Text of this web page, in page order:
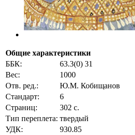
Общие характеристики
ББК:
63.3(0) 31
Вес:
1000
Отв. ред.:
Ю.М. Кобищанов
Стандарт:
6
Страниц:
302 с.
Тип переплета: твердый
УДК:
930.85